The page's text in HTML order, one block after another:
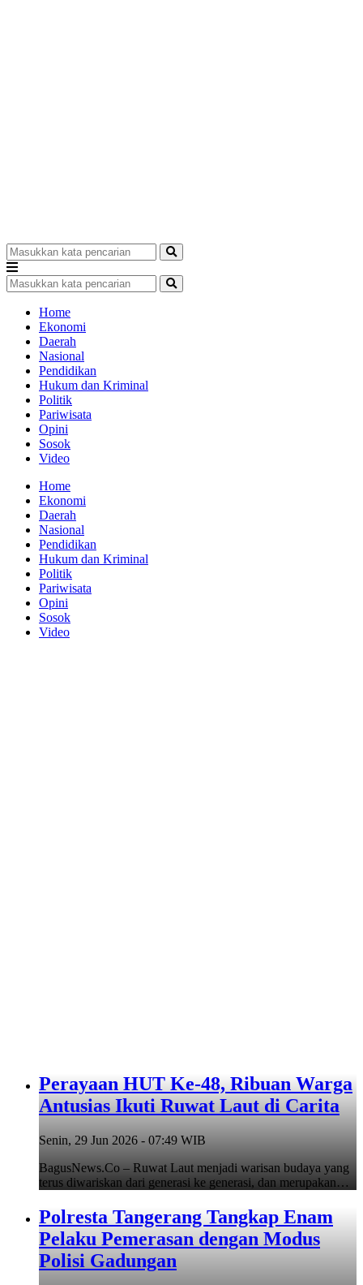
Home
Ekonomi
Daerah
Nasional
Pendidikan
Hukum dan Kriminal
Politik
Pariwisata
Opini
Sosok
Video
Home
Ekonomi
Daerah
Nasional
Pendidikan
Hukum dan Kriminal
Politik
Pariwisata
Opini
Sosok
Video
Perayaan HUT Ke-48, Ribuan Warga
Antusias Ikuti Ruwat Laut di Carita
Senin, 29 Jun 2026 - 07:49 WIB
BagusNews.Co – Ruwat Laut menjadi warisan budaya yang
terus diwariskan dari generasi ke generasi, dan merupakan…
Polresta Tangerang Tangkap Enam
Pelaku Pemerasan dengan Modus
Polisi Gadungan